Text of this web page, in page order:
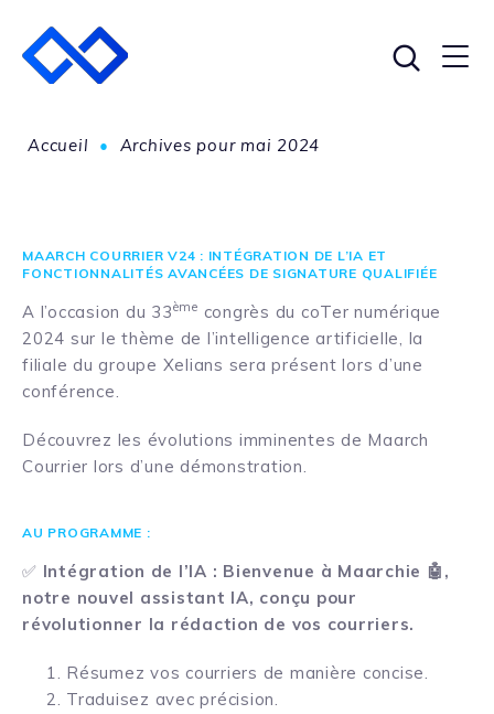
Accueil • Archives pour mai 2024
MAARCH COURRIER V24 : INTÉGRATION DE L’IA ET
FONCTIONNALITÉS AVANCÉES DE SIGNATURE QUALIFIÉE
A l’occasion du 33ème congrès du coTer numérique
2024 sur le thème de l’intelligence artificielle, la
filiale du groupe Xelians sera présent lors d’une
conférence.
Découvrez les évolutions imminentes de Maarch
Courrier lors d’une démonstration.
AU PROGRAMME :
✅ Intégration de l’IA : Bienvenue à Maarchie 🤖 ,
notre nouvel assistant IA, conçu pour
révolutionner la rédaction de vos courriers.
Résumez vos courriers de manière concise.
Traduisez avec précision.